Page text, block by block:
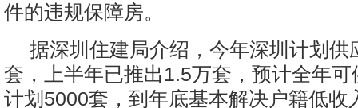
件的违规保障房。
据深圳住建局介绍，今年深圳计划供
套，上半年已推出1.5万套，预计全年
计划5000套，到年底基本解决户籍低收